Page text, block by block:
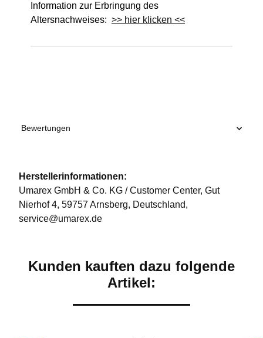
Information zur Erbringung des
Altersnachweises: >> hier klicken <<
Bewertungen
Herstellerinformationen:
Umarex GmbH & Co. KG / Customer Center, Gut
Nierhof 4, 59757 Arnsberg, Deutschland,
service@umarex.de
Kunden kauften dazu folgende
Artikel: